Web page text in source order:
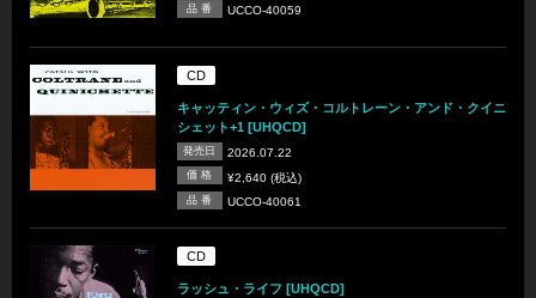
品 番 UCCO-40059
CD
キャッティン・ウィズ・コルトレーン・アンド・クイニ
シェット+1 [UHQCD]
発売日 2026.07.22
価 格 ¥2,640 (税込)
品 番 UCCO-40061
CD
ラッシュ・ライフ [UHQCD]